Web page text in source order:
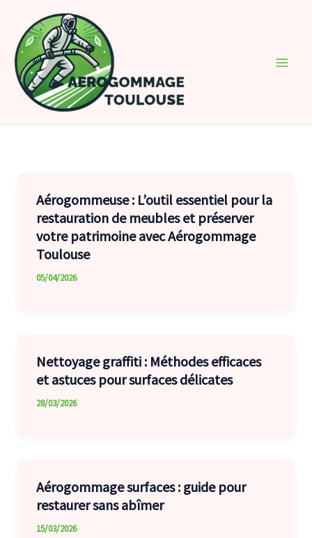
contenu
Aérogommeuse : L’outil essentiel pour la
restauration de meubles et préserver
votre patrimoine avec Aérogommage
Toulouse
05/04/2026
Nettoyage graffiti : Méthodes efficaces
et astuces pour surfaces délicates
28/03/2026
Aérogommage surfaces : guide pour
restaurer sans abîmer
15/03/2026